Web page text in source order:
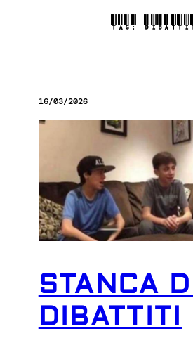
TAG:
16/03/2026
STANCA
DIBATTITI